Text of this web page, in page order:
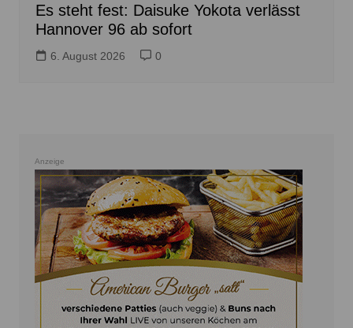
Es steht fest: Daisuke Yokota verlässt
Hannover 96 ab sofort
6. August 2026 0
Anzeige